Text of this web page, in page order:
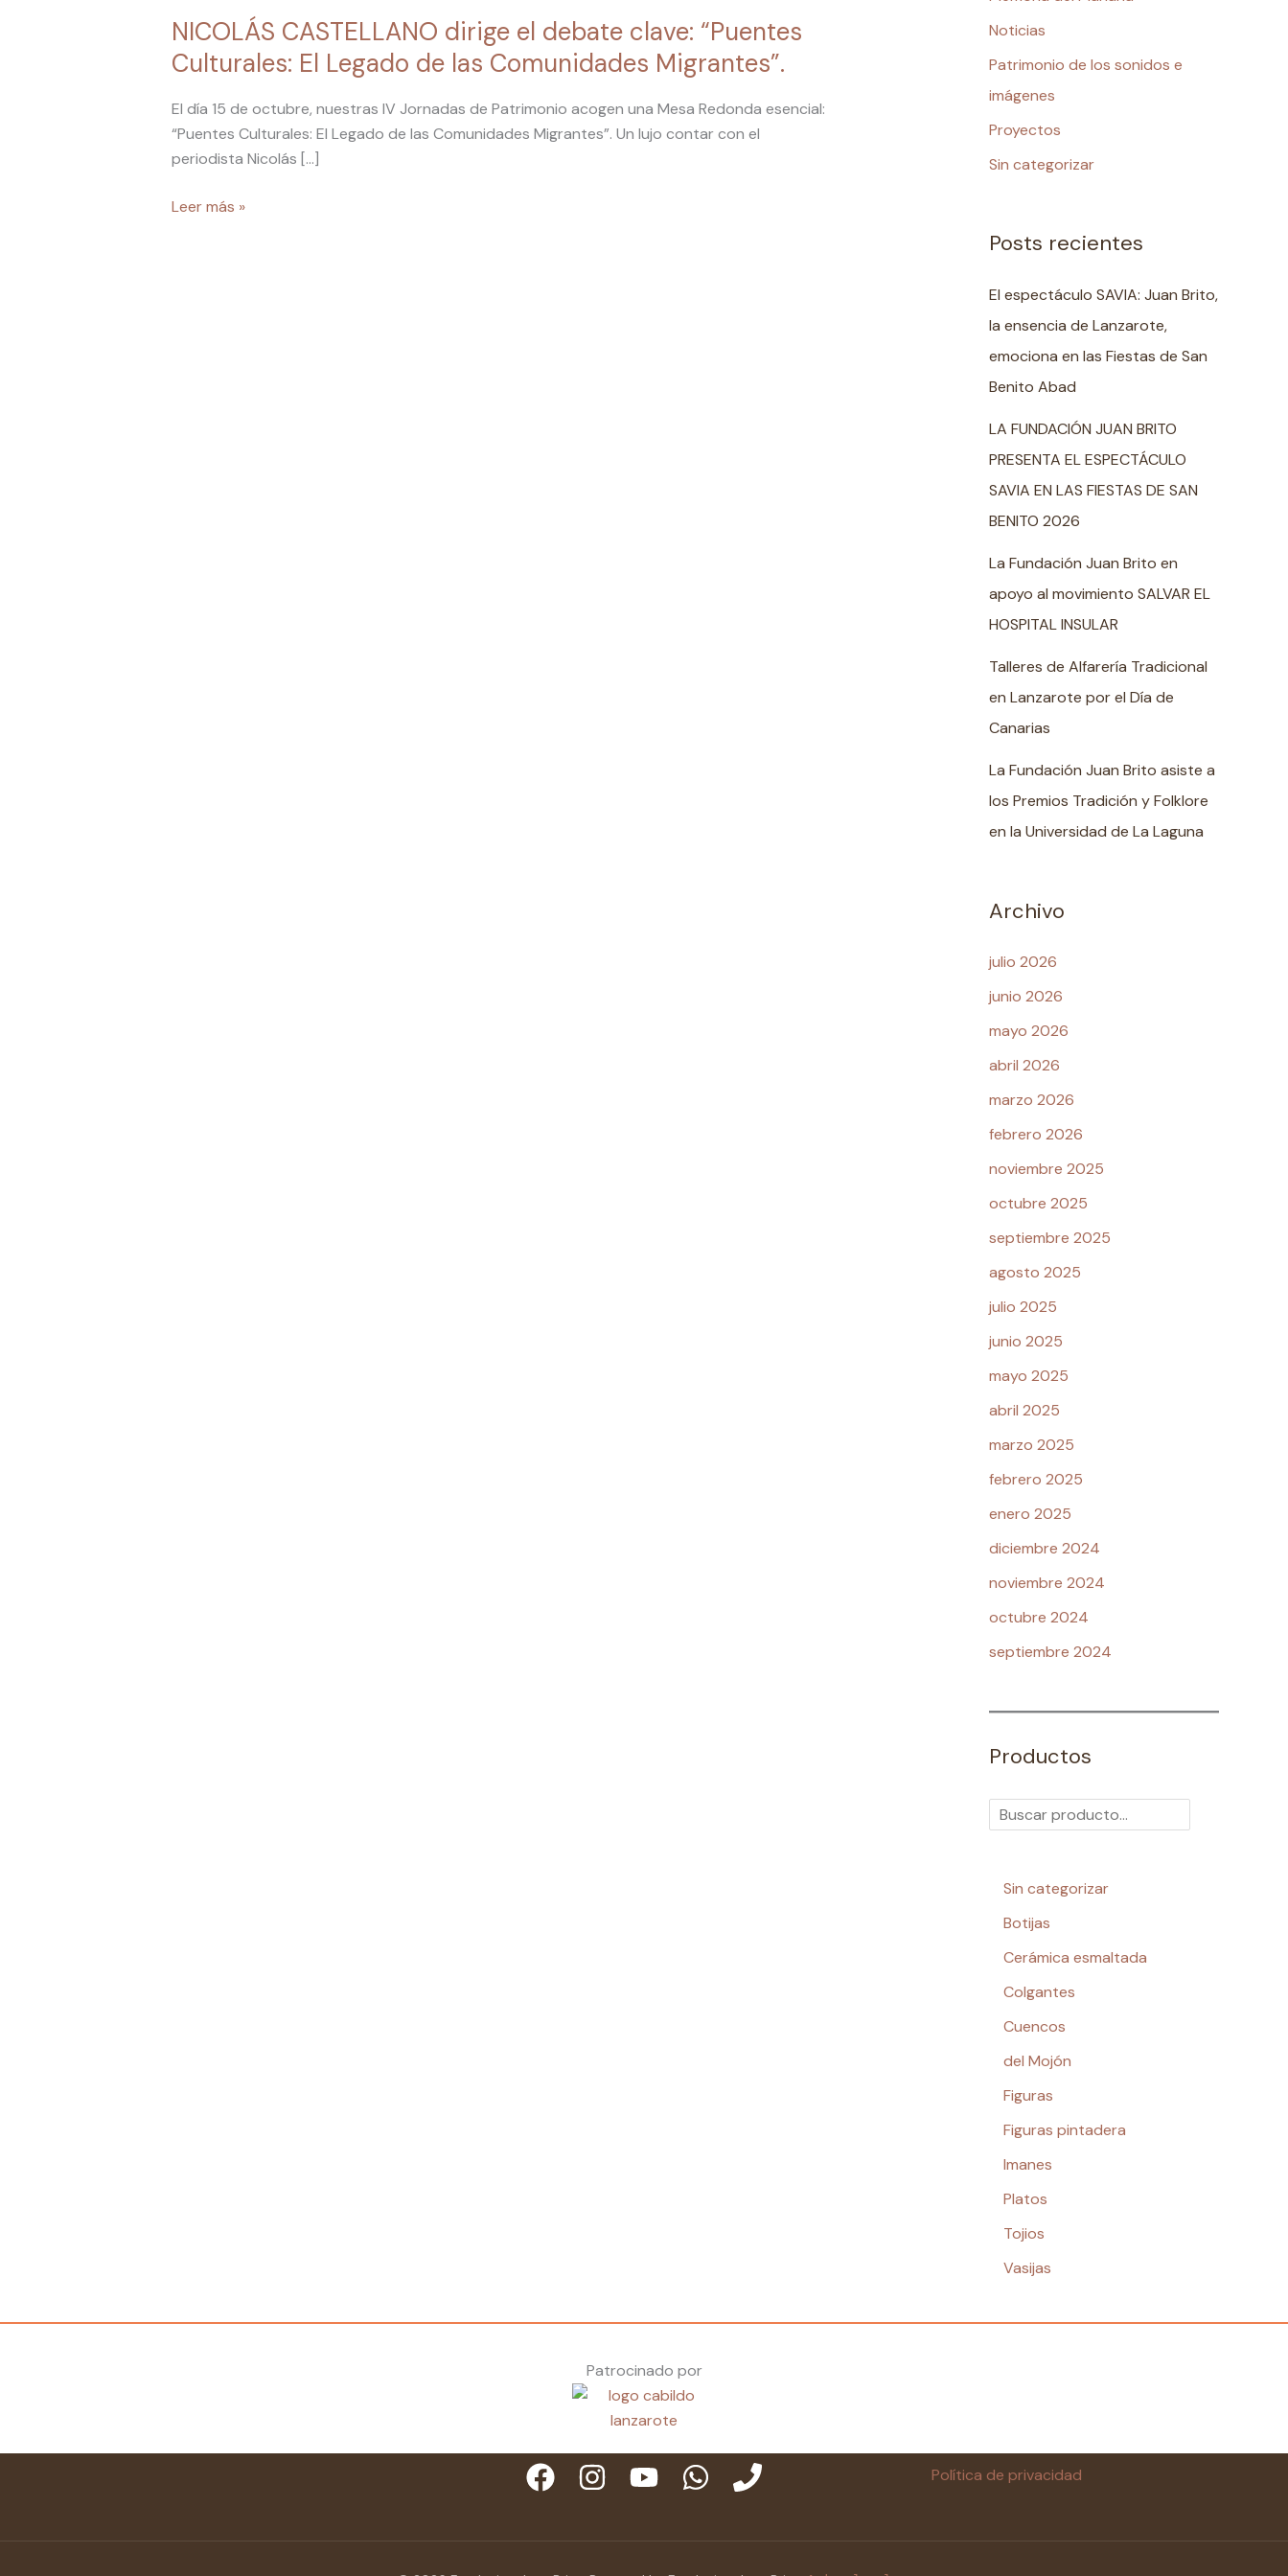
NICOLÁS CASTELLANO dirige el debate clave: “Puentes
Culturales: El Legado de las Comunidades Migrantes”.
El día 15 de octubre, nuestras IV Jornadas de Patrimonio acogen una Mesa Redonda esencial:
“Puentes Culturales: El Legado de las Comunidades Migrantes”. Un lujo contar con el
periodista Nicolás […]
debate
clave:
Culturales:
El
Legado
las
Leer más »
Noticias
Patrimonio de los sonidos e
imágenes
Proyectos
Sin categorizar
Posts recientes
El espectáculo SAVIA: Juan Brito,
la ensencia de Lanzarote,
emociona en las Fiestas de San
Benito Abad
LA FUNDACIÓN JUAN BRITO
PRESENTA EL ESPECTÁCULO
SAVIA EN LAS FIESTAS DE SAN
BENITO 2026
La Fundación Juan Brito en
apoyo al movimiento SALVAR EL
HOSPITAL INSULAR
Talleres de Alfarería Tradicional
en Lanzarote por el Día de
Canarias
La Fundación Juan Brito asiste a
los Premios Tradición y Folklore
en la Universidad de La Laguna
Archivo
julio 2026
junio 2026
mayo 2026
abril 2026
marzo 2026
febrero 2026
noviembre 2025
octubre 2025
septiembre 2025
agosto 2025
julio 2025
junio 2025
mayo 2025
abril 2025
marzo 2025
febrero 2025
enero 2025
diciembre 2024
noviembre 2024
octubre 2024
septiembre 2024
Productos
Sin categorizar
Botijas
Cerámica esmaltada
Colgantes
Cuencos
del Mojón
Figuras
Figuras pintadera
Imanes
Platos
Tojios
Vasijas
Patrocinado por
Política de privacidad